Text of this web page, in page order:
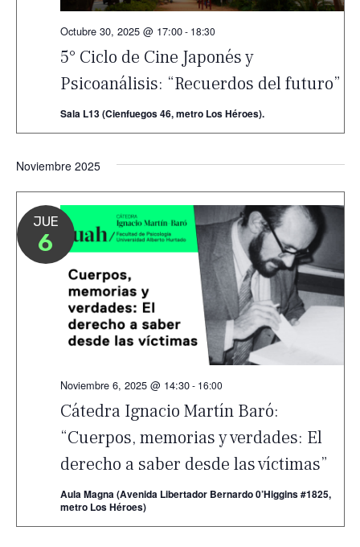
5° Ciclo de Cine Japonés y
Psicoanálisis: “Recuerdos del futuro”
Octubre 30, 2025 @ 17:00- 18:30
Sala L13 (Cienfuegos 46, metro Los Héroes).
Noviembre 2025
JUE
6
Cátedra Ignacio Martín Baró:
“Cuerpos, memorias y verdades: El
derecho a saber desde las víctimas”
Noviembre 6, 2025 @ 14:30- 16:00
Aula Magna (Avenida Libertador Bernardo 0’Higgins #1825,
metro Los Héroes)